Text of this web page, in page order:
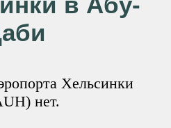
Хельсинки
нет.